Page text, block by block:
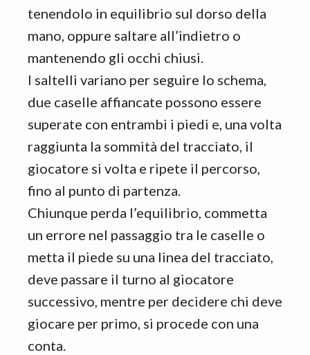
tenendolo in equilibrio sul dorso della
mano, oppure saltare all’indietro o
mantenendo gli occhi chiusi.
I saltelli variano per seguire lo schema,
due caselle affiancate possono essere
superate con entrambi i piedi e, una volta
raggiunta la sommità del tracciato, il
giocatore si volta e ripete il percorso,
fino al punto di partenza.
Chiunque perda l’equilibrio, commetta
un errore nel passaggio tra le caselle o
metta il piede su una linea del tracciato,
deve passare il turno al giocatore
successivo, mentre per decidere chi deve
giocare per primo, si procede con una
conta.